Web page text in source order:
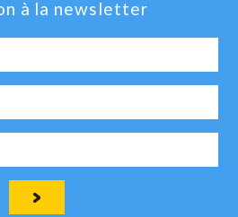
à la newsletter